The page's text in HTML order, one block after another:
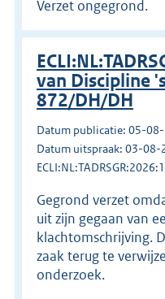
Verzet ongegrond.
van Discipline
872/DH/DH
Datum publicatie: 05-
Datum uitspraak: 03-08-
Gegrond verzet
uit zijn gegaan van
klachtomschrijving.
zaak terug te
onderzoek.